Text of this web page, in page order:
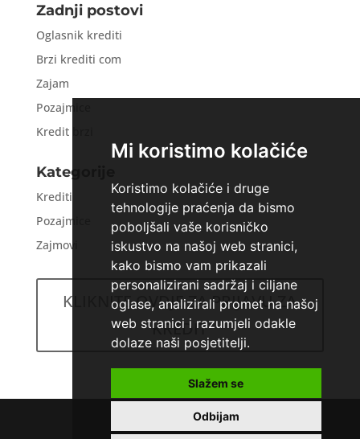
Mi koristimo kolačiće
Koristimo kolačiće i druge
tehnologije praćenja da bismo
poboljšali vaše korisničko
iskustvo na našoj web stranici,
kako bismo vam prikazali
personalizirani sadržaj i ciljane
oglase, analizirali promet na našoj
web stranici i razumjeli odakle
dolaze naši posjetitelji.
Slažem se
Odbijam
Zadnji postovi
Oglasnik krediti
Brzi krediti com
Zajam
Pozajmice
Kredit brzi
Kategorije
Krediti
Pozajmice
Zajmovi
KLIKNITE OVDJE ZA PRIJAVU ZA
KREDIT